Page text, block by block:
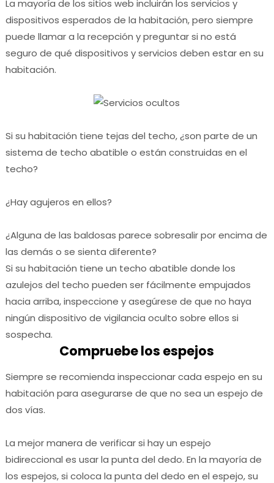
La mayoría de los sitios web incluirán los servicios y
dispositivos esperados de la habitación, pero siempre
puede llamar a la recepción y preguntar si no está
seguro de qué dispositivos y servicios deben estar en su
habitación.
Si su habitación tiene tejas del techo, ¿son parte de un
sistema de techo abatible o están construidas en el
techo?
¿Hay agujeros en ellos?
¿Alguna de las baldosas parece sobresalir por encima de
las demás o se sienta diferente?
Si su habitación tiene un techo abatible donde los
azulejos del techo pueden ser fácilmente empujados
hacia arriba, inspeccione y asegúrese de que no haya
ningún dispositivo de vigilancia oculto sobre ellos si
sospecha.
Compruebe los espejos
Siempre se recomienda inspeccionar cada espejo en su
habitación para asegurarse de que no sea un espejo de
dos vías.
La mejor manera de verificar si hay un espejo
bidireccional es usar la punta del dedo. En la mayoría de
los espejos, si coloca la punta del dedo en el espejo, su